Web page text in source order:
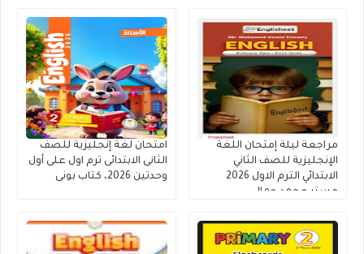
مراجعة ليلة إمتحان اللغة
الإنجليزية للصف الثاني
الابتدائي الترم الاول 2026
مستر محمد جمال
امتحان لغة إنجليزية للصف
الثانى الابتدائى ترم اول على أول
وحدتين 2026، كتاب بونى